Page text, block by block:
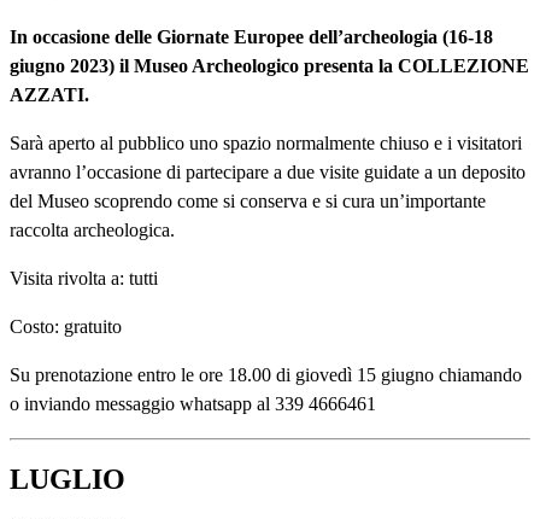
In occasione delle Giornate Europee dell’archeologia (16-18
giugno 2023) il Museo Archeologico presenta la COLLEZIONE
AZZATI.
Sarà aperto al pubblico uno spazio normalmente chiuso e i visitatori
avranno l’occasione di partecipare a due visite guidate a un deposito
del Museo scoprendo come si conserva e si cura un’importante
raccolta archeologica.
Visita rivolta a: tutti
Costo: gratuito
Su prenotazione entro le ore 18.00 di giovedì 15 giugno chiamando
o inviando messaggio whatsapp al 339 4666461
LUGLIO